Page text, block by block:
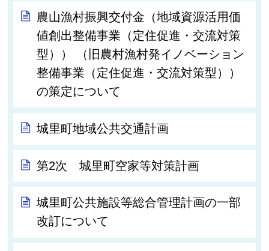
農山漁村振興交付金（地域資源活用価
値創出整備事業（定住促進・交流対策
型）） （旧農村漁村発イノベーション
整備事業（定住促進・交流対策型））
の策定について
城里町地域公共交通計画
第2次 城里町空家等対策計画
城里町公共施設等総合管理計画の一部
改訂について